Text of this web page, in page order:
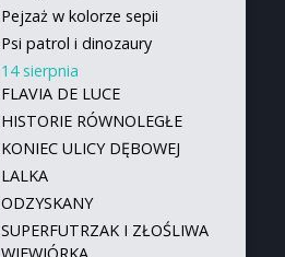
Pejzaż w kolorze sepii
Psi patrol i dinozaury
14 sierpnia
FLAVIA DE LUCE
HISTORIE RÓWNOLEGŁE
KONIEC ULICY DĘBOWEJ
LALKA
ODZYSKANY
SUPERFUTRZAK I ZŁOŚLIWA